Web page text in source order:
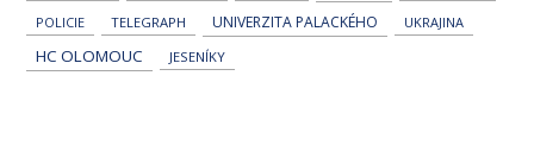
POLICIE TELEGRAPH UNIVERZITA PALACKÉHO UKRAJINA
HC OLOMOUC JESENÍKY